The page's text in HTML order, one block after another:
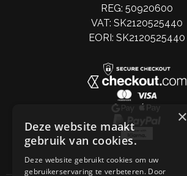
REG: 50920600
VAT: SK2120525440
EORI: SK2120525440
×
Deze website maakt
gebruik van cookies.
Deze website gebruikt cookies om uw
gebruikerservaring te verbeteren. Door